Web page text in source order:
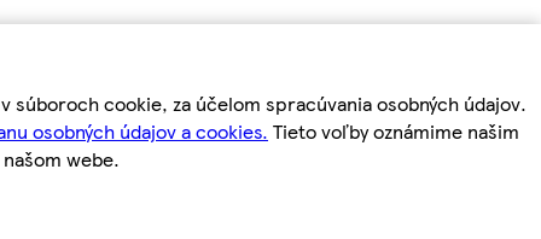
cookie, za účelom spracúvania osobných údajov.
osobných údajov a cookies. Tieto voľby oznámime našim
webe.